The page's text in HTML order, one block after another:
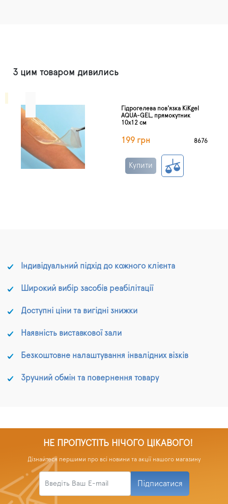
З цим товаром дивились
Гідрогелева пов'язка KiKgel
AQUA-GEL, прямокутник
10х12 см
199 грн 8676
Купити
Індивідуальний підхід до кожного клієнта
Широкий вибір засобів реабілітації
Доступні ціни та вигідні знижки
Наявність виставкової зали
Безкоштовне налаштування інвалідних візків
Зручний обмін та повернення товару
НЕ ПРОПУСТІТЬ НІЧОГО ЦІКАВОГО!
Дізнайтеся першими про всі новини та акції нашого магазину
Підписатися